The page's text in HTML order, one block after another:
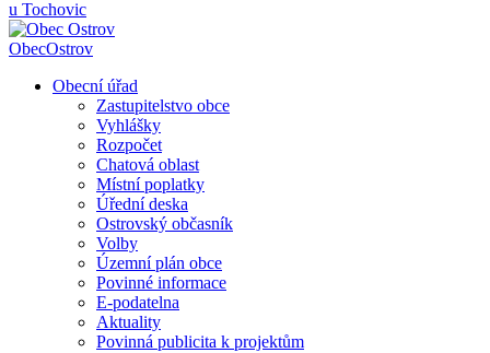
u Tochovic
ObecOstrov
Obecní úřad
Zastupitelstvo obce
Vyhlášky
Rozpočet
Chatová oblast
Místní poplatky
Úřední deska
Ostrovský občasník
Volby
Územní plán obce
Povinné informace
E-podatelna
Aktuality
Povinná publicita k projektům